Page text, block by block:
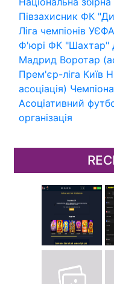
Півзахисник ФК
Ліга чемпіонів УЄФА
Ф'юрі ФК "Шахтар"
Мадрид Воротар
Прем'єр-ліга Київ
асоціація)
Асоціативний
організація